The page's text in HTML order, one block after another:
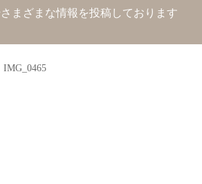
まざまな情報を投稿しております
IMG_0465